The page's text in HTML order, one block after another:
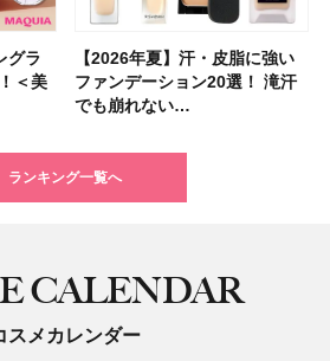
グラ
＜美
【2026年夏】汗・皮脂に強い
ファンデーション20選！ 滝汗
でも崩れない…
】ク
を一
【コスメデコルテ】ブランド最
高峰ラインから新作エイジング
ケアクリーム「A…
強い
滝汗
【崩れないフェイスパウダーの
塗り方】ブラシ？パフ？ 肌質
別メイクHOW …
」ラ
ニア
【クリスマスコフレ2026】
BAUM（バウム）が誘う静寂の
香りの世界へ。…
ア・
！＜
【おすすめダイエットサプリ８
選】食べすぎた日をサポート！
選び方＆糖質・脂…
り・
プー
【2026年】最新トレンド「ボ
ブ」13種類を徹底解説！ 定番
＆人気の髪型…
る】
泊券
【無印良品】スキンケア×衣料
素材の最強タッグで実現！ 着
るだけで保湿でき…
メロ
加！
【スック2026新作】秋コレク
ションを全品スウォッチ&イエ
ベブルベ分け！
ランキング一覧へ
CALENDAR
スメカレンダー